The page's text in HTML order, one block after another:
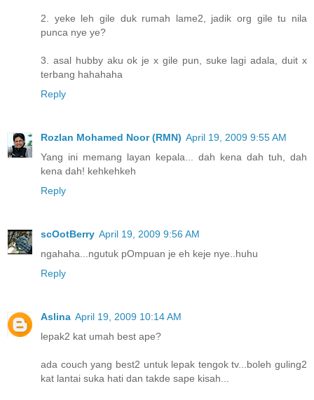
2. yeke leh gile duk rumah lame2, jadik org gile tu nila
punca nye ye?
3. asal hubby aku ok je x gile pun, suke lagi adala, duit x
terbang hahahaha
Reply
Rozlan Mohamed Noor (RMN) April 19, 2009 9:55 AM
Yang ini memang layan kepala... dah kena dah tuh, dah
kena dah! kehkehkeh
Reply
scOotBerry April 19, 2009 9:56 AM
ngahaha...ngutuk pOmpuan je eh keje nye..huhu
Reply
Aslina April 19, 2009 10:14 AM
lepak2 kat umah best ape?
ada couch yang best2 untuk lepak tengok tv...boleh guling2
kat lantai suka hati dan takde sape kisah...